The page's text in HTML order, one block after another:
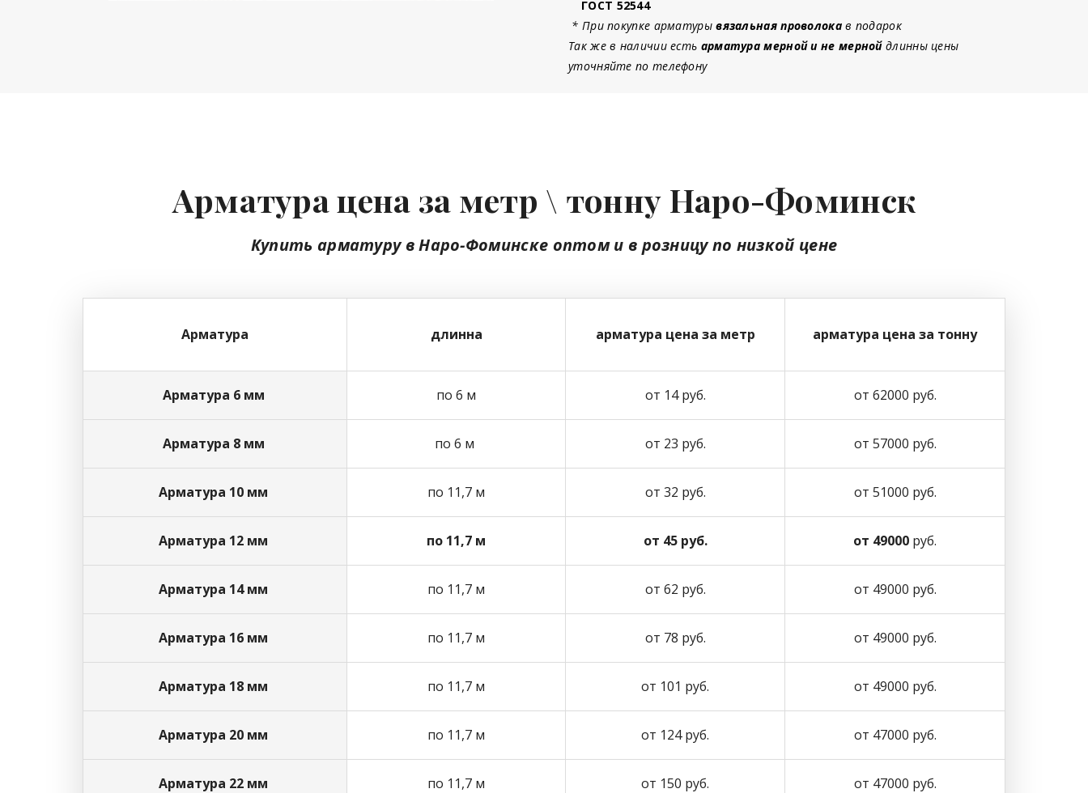
ГОСТ 52544
* При покупке арматурывязальная проволокав подарок
Так же в наличии есть арматура мерной и не мернойдлинны цены
уточняйте по телефону
Арматура цена за метр \ тонну Наро-Фоминск
Купить арматуру в Наро-Фоминске оптоми в розницупо низкой цене
Арматура длинна арматура цена за метр арматура цена за тонну
Арматура 6 мм по 6 м от 14 руб. от 62000 руб.
Арматура 8 мм по 6 м от 23 руб. от 57000 руб.
Арматура 10 мм по 11,7 м от 32 руб. от 51000 руб.
Арматура 12 мм по 11,7 м от 45 руб. от 49000 руб.
Арматура 14 мм по 11,7 м от 62 руб. от 49000 руб.
Арматура 16 мм по 11,7 м от 78 руб. от 49000 руб.
Арматура 18 мм по 11,7 м от 101 руб. от 49000 руб.
Арматура 20 мм по 11,7 м от 124 руб. от 47000 руб.
Арматура 22 мм по 11,7 м от 150 руб. от 47000 руб.